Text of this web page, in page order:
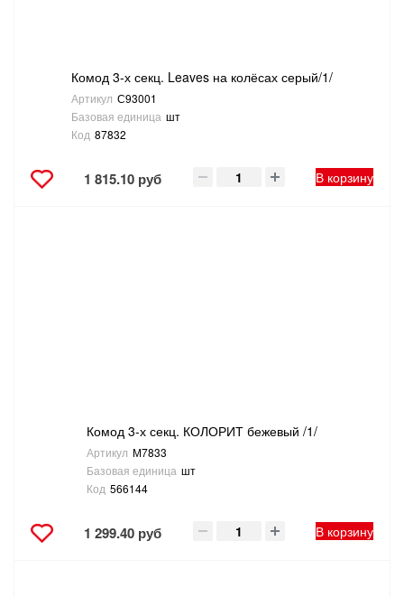
ЭЛЕКТРОМОНТАЖНЫЕ ТОВАРЫ, СВЕТОТЕХНИКА
Комод 3-х секц. Leaves на колёсах серый/1/
Артикул С93001
Базовая единица шт
Код 87832
1 815.10 руб В корзину
Комод 3-х секц. КОЛОРИТ бежевый /1/
Артикул М7833
Базовая единица шт
Код 566144
1 299.40 руб В корзину